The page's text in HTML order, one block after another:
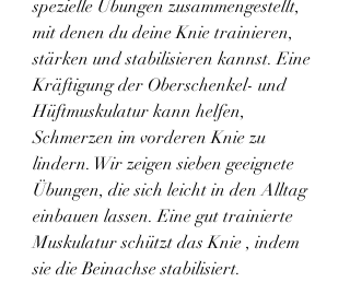
spezielle Übungen zusammengestellt,
mit denen du deine Knie trainieren,
stärken und stabilisieren kannst. Eine
Kräftigung der Oberschenkel- und
Hüftmuskulatur kann helfen,
Schmerzen im vorderen Knie zu
lindern. Wir zeigen sieben geeignete
Übungen, die sich leicht in den Alltag
einbauen lassen. Eine gut trainierte
Muskulatur schützt das Knie , indem
sie die Beinachse stabilisiert.